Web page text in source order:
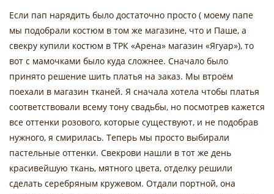
Если пап нарядить было достаточно просто ( моему папе
мы подобрали костюм в том же магазине, что и Паше, а
свекру купили костюм в ТРК «Арена» магазин «Ягуар»), то
вот с мамочками было куда сложнее. Сначало было
принято решение шить платья на заказ. Мы втроём
поехали в магазин тканей. Я сначала хотела чтобы платья
соответствовали всему тону свадьбы, но посмотрев кажется
все оттенки розового, которые существуют, и не подобрав
нужного, я смирилась. Теперь мы просто выбирали
пастельные оттенки. Свекрови нашли в тот же день
красивейшую ткань, мятного цвета, отделку решили
сделать серебряным кружевом. Отдали портной, она